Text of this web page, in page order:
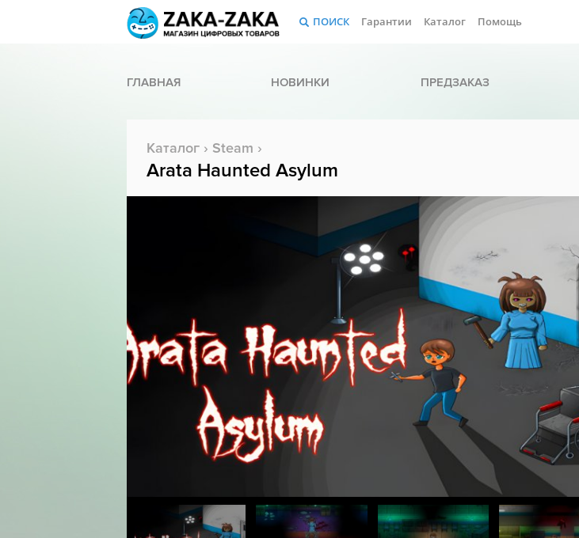
ПОИСК Гарантии Каталог Помощь
ГЛАВНАЯ НОВИНКИ ПРЕДЗАКАЗ
Каталог › Steam ›
Arata Haunted Asylum